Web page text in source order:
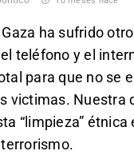
ha sufrido
teléfono y el
para que no se
victimas. Nuestra
“limpieza” étnica